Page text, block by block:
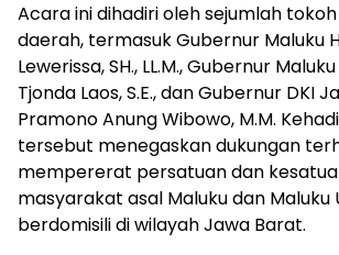
Acara ini dihadiri oleh sejumlah
daerah, termasuk Gubernur Maluku
Lewerissa, SH., LL.M., Gubernur
Tjonda Laos, S.E., dan Gubernur DKI
Pramono Anung Wibowo, M.M.
tersebut menegaskan dukungan
mempererat persatuan dan
masyarakat asal Maluku dan Maluku
berdomisili di wilayah Jawa Barat.